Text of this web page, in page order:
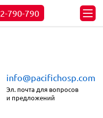
2-790-790
info@pacifichosp.com
Эл. почта для вопросов
и предложений